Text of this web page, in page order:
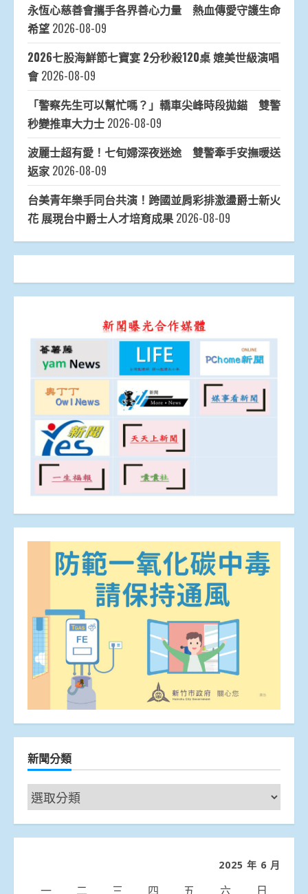
永恆心慈善會攜手各界善心力量 熱血傳愛守護生命
希望 2026-08-09
2026七股海鮮節七寶宴 2分秒殺120桌 媲美世級演唱
會 2026-08-09
「警察先生可以幫忙嗎？」轎車尖峰時段拋錨 雙警
秒變推車大力士 2026-08-09
波麗士超有愛！七旬婦深夜迷途 雙警牽手安撫暖送
返家 2026-08-09
台美青年樂手同台共演！跨國並肩彩排激盪爵士新火
花 展現台中爵士人才培育成果 2026-08-09
新聞分類
新
聞
分
2025 年 6 月
一 二 三 四 五 六 日